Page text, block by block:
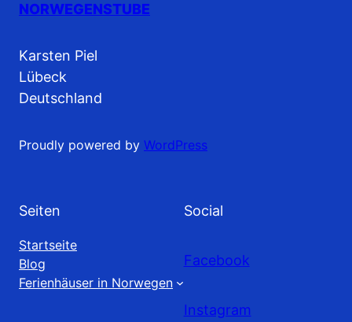
NORWEGENSTUBE
Karsten Piel
Lübeck
Deutschland
Proudly powered by WordPress
Seiten
Startseite
Blog
Ferienhäuser in Norwegen
Social
Facebook
Instagram